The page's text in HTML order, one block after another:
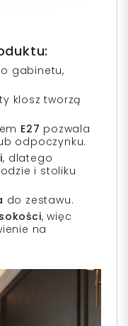
gabinetu,
klosz tworzą
E27 pozwala
odpoczynku.
, dlatego
i stoliku
do zestawu.
, więc
na